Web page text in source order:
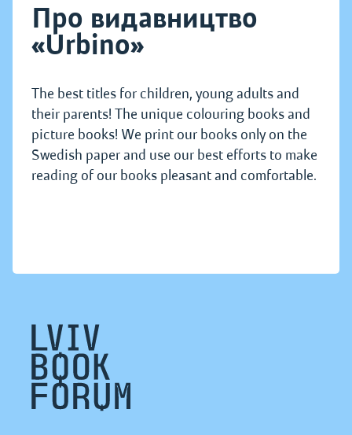
Про видавництво
«Urbino»
The best titles for children, young adults and
their parents! The unique colouring books and
picture books! We print our books only on the
Swedish paper and use our best efforts to make
reading of our books pleasant and comfortable.